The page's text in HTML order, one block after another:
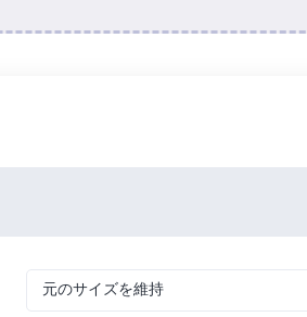
元のサイズを維持